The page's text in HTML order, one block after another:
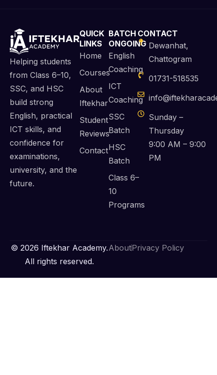
Helping students
from Class 6–10,
SSC, and HSC
build strong
English, practical
ICT skills, and
confidence for
examinations,
university, and the
future.
QUICK
LINKS
Home
Courses
About
Iftekhar
Student
Reviews
Contact
BATCH
ONGOING
English
Coaching
ICT
Coaching
SSC
Batch
HSC
Batch
Class 6–
10
Programs
CONTACT
Dewanhat,
Chattogram
01731-518535
Sunday –
Thursday
9:00 AM – 9:00
PM
© 2026 Iftekhar Academy.
All rights reserved.
AboutPrivacy Policy